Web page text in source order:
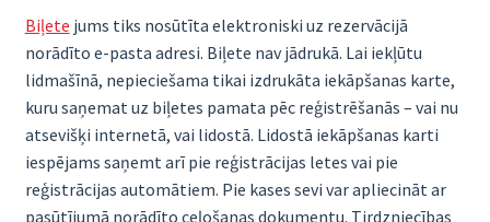
Biļete jums tiks nosūtīta elektroniski uz rezervācijā
norādīto e-pasta adresi. Biļete nav jādrukā. Lai iekļūtu
lidmašīnā, nepieciešama tikai izdrukāta iekāpšanas karte,
kuru saņemat uz biļetes pamata pēc reģistrēšanās – vai nu
atsevišķi internetā, vai lidostā. Lidostā iekāpšanas karti
iespējams saņemt arī pie reģistrācijas letes vai pie
reģistrācijas automātiem. Pie kases sevi var apliecināt ar
pasūtījumā norādīto ceļošanas dokumentu. Tirdzniecības